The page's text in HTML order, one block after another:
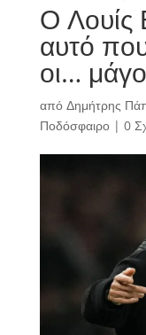
Ο Λουίς
αυτό
οι…
από Δημήτρης
Ποδόσφαιρο| 0